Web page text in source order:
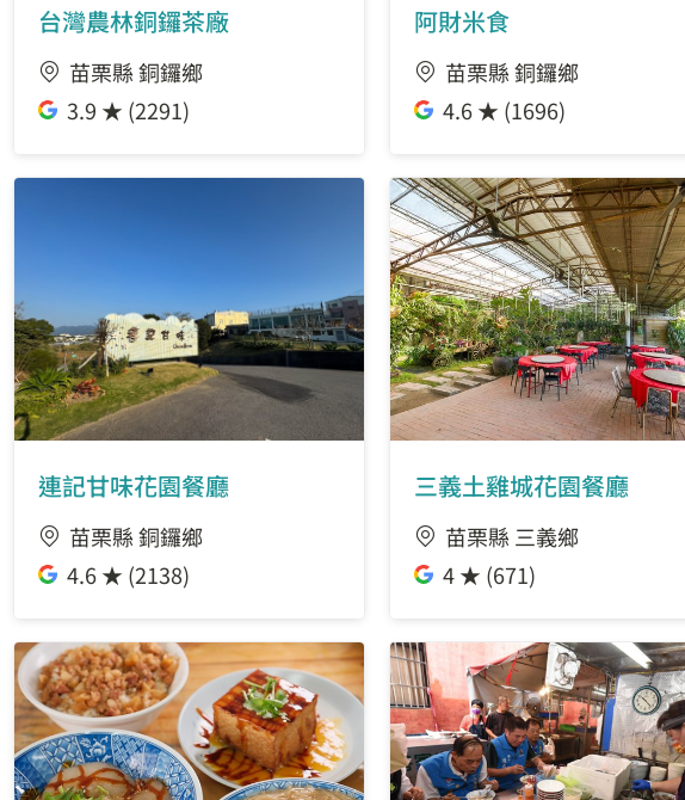
台灣農林銅鑼茶廠
苗栗縣 銅鑼鄉
3.9 ★ (2291)
阿財米食
苗栗縣 銅鑼鄉
4.6 ★ (1696)
連記甘味花園餐廳
苗栗縣 銅鑼鄉
4.6 ★ (2138)
三義土雞城花園餐廳
苗栗縣 三義鄉
4 ★ (671)